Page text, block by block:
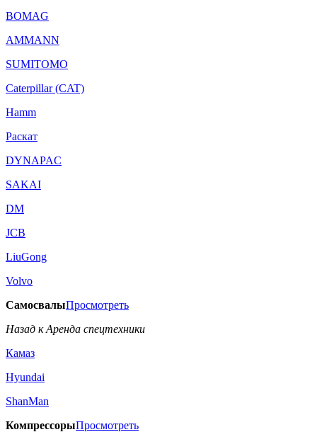
BOMAG
AMMANN
SUMITOMO
Caterpillar (CAT)
Hamm
Раскат
DYNAPAC
SAKAI
DM
JCB
LiuGong
Volvo
СамосвалыПросмотреть
Назад к Аренда спецтехники
Камаз
Hyundai
ShanMan
КомпрессорыПросмотреть